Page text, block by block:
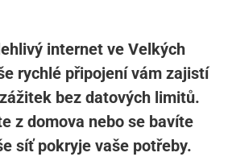
internet ve Velkých
rychlé připojení vám zajistí
bez datových limitů.
z domova nebo se bavíte
síť pokryje vaše potřeby.